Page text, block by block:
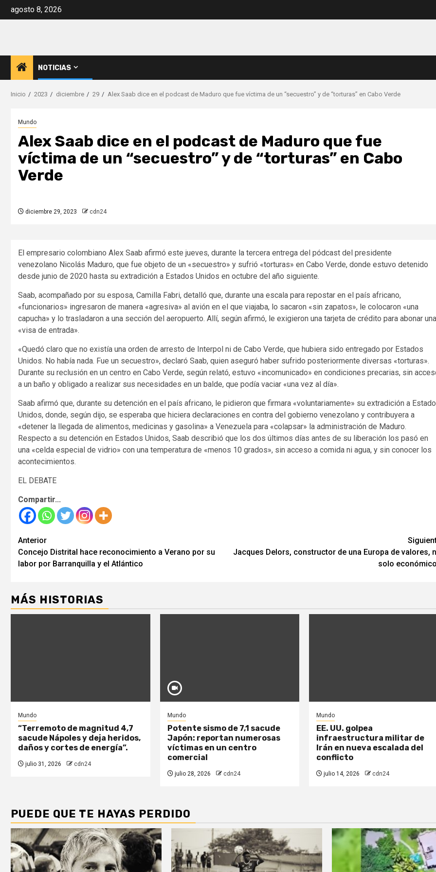
agosto 8, 2026
NOTICIAS
Inicio 2023 diciembre 29 Alex Saab dice en el podcast de Maduro que fue víctima de un “secuestro” y de “torturas” en Cabo Verde
Mundo
Alex Saab dice en el podcast de Maduro que fue
víctima de un “secuestro” y de “torturas” en Cabo
Verde
diciembre 29, 2023 cdn24
El empresario colombiano Alex Saab afirmó este jueves, durante la tercera entrega del pódcast del presidente
venezolano Nicolás Maduro, que fue objeto de un «secuestro» y sufrió «torturas» en Cabo Verde, donde estuvo detenido
desde junio de 2020 hasta su extradición a Estados Unidos en octubre del año siguiente.
Saab, acompañado por su esposa, Camilla Fabri, detalló que, durante una escala para repostar en el país africano,
«funcionarios» ingresaron de manera «agresiva» al avión en el que viajaba, lo sacaron «sin zapatos», le colocaron «una
capucha» y lo trasladaron a una sección del aeropuerto. Allí, según afirmó, le exigieron una tarjeta de crédito para abonar una
«visa de entrada».
«Quedó claro que no existía una orden de arresto de Interpol ni de Cabo Verde, que hubiera sido entregado por Estados
Unidos. No había nada. Fue un secuestro», declaró Saab, quien aseguró haber sufrido posteriormente diversas «torturas».
Durante su reclusión en un centro en Cabo Verde, según relató, estuvo «incomunicado» en condiciones precarias, sin
a un baño y obligado a realizar sus necesidades en un balde, que podía vaciar «una vez al día».
Saab afirmó que, durante su detención en el país africano, le pidieron que firmara «voluntariamente» su extradición a
Unidos, donde, según dijo, se esperaba que hiciera declaraciones en contra del gobierno venezolano y contribuyera a
«detener la llegada de alimentos, medicinas y gasolina» a Venezuela para «colapsar» la administración de Maduro.
Respecto a su detención en Estados Unidos, Saab describió que los dos últimos días antes de su liberación los pasó en
una «celda especial de vidrio» con una temperatura de «menos 10 grados», sin acceso a comida ni agua, y sin conocer los
acontecimientos.
EL DEBATE
Compartir...
Seguir
leyendo
Anterior
Concejo Distrital hace reconocimiento a Verano por su
labor por Barranquilla y el Atlántico
Jacques Delors, constructor de una Europa de valores,
solo
MÁS HISTORIAS
Mundo
“Terremoto de magnitud 4,7
sacude Nápoles y deja heridos,
daños y cortes de energía”.
julio 31, 2026 cdn24
Mundo
Potente sismo de 7,1 sacude
Japón: reportan numerosas
víctimas en un centro
comercial
julio 28, 2026 cdn24
Mundo
EE. UU. golpea
infraestructura militar de
Irán en nueva escalada del
conflicto
julio 14, 2026 cdn24
PUEDE QUE TE HAYAS PERDIDO